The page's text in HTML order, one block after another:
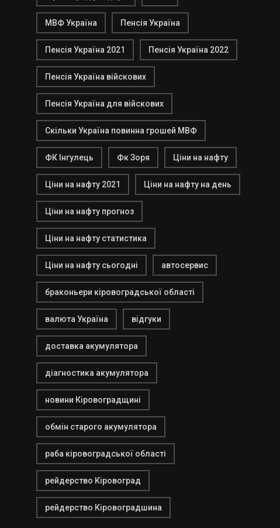
МВФ Україна Пенсія Україна
Пенсія Україна 2021 Пенсія Україна 2022
Пенсія Україна війскових
Пенсія Україна для війскових
Скільки Україна повинна грошей МВФ
ФК Інгулець Фк Зоря Ціни на нафту
Ціни на нафту 2021 Ціни на нафту на день
Ціни на нафту прогноз
Ціни на нафту статистика
Ціни на нафту сьогодні автосервис
браконьери кіровоградської області
валюта Україна відгуки
доставка акумулятора
діагностика акумулятора
новини Кіровоградщині
обмін старого акумулятора
раба кіровоградської області
рейдерство Кіровоград
рейдерство Кіровоградшина